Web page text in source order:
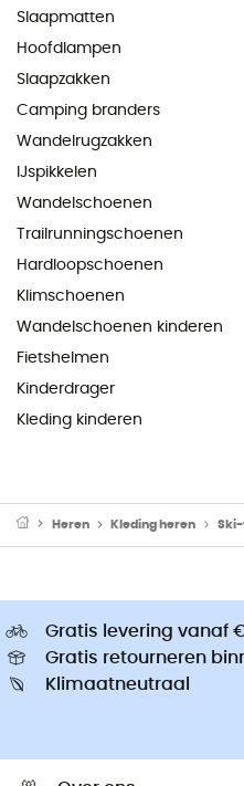
Slaapmatten
Hoofdlampen
Slaapzakken
Camping branders
Wandelrugzakken
IJspikkelen
Wandelschoenen
Trailrunningschoenen
Hardloopschoenen
Klimschoenen
Wandelschoenen kinderen
Fietshelmen
Kinderdrager
Kleding kinderen
Heren Kleding heren Ski-
Gratis levering vanaf
Gratis retourneren
Klimaatneutraal